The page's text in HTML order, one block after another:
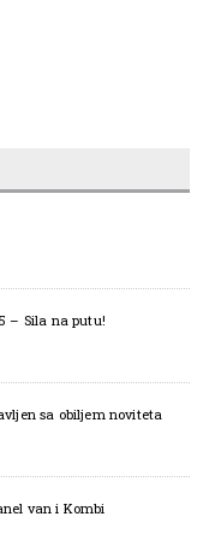
– Sila na putu!
sa obiljem noviteta
van i Kombi